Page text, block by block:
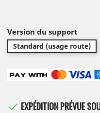
Version du support
Standard (usage route)
 EXPÉDITION PRÉVUE